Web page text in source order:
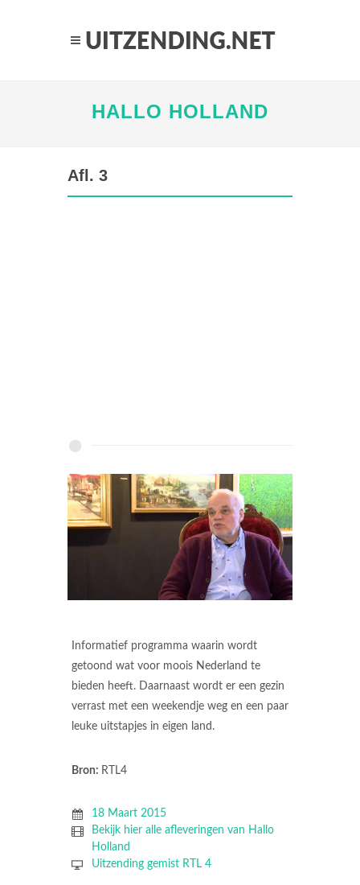
HALLO HOLLAND
Afl. 3
Informatief programma waarin wordt
getoond wat voor moois Nederland te
bieden heeft. Daarnaast wordt er een gezin
verrast met een weekendje weg en een paar
leuke uitstapjes in eigen land.
Bron: RTL4
18 Maart 2015
Bekijk hier alle afleveringen van Hallo
Holland
Uitzending gemist RTL 4